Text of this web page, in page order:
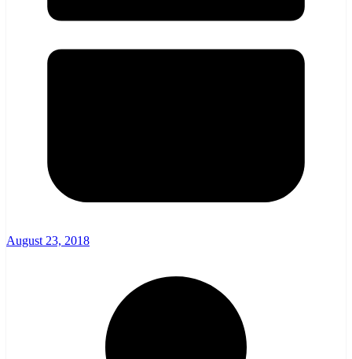
August 23, 2018